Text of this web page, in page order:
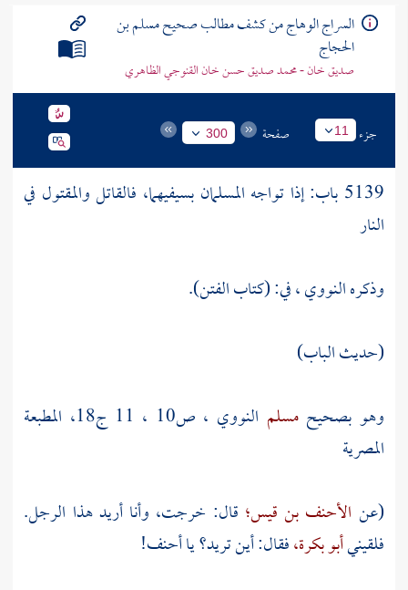
السراج الوهاج من كشف مطالب صحيح مسلم بن
الحجاج
صديق خان - محمد صديق حسن خان القنوجي الظاهري
جزء 11 صفحة 300
5139 باب: إذا تواجه المسلمان بسيفيهما، فالقاتل والمقتول في
النار
وذكرهالنووي، في: (كتاب الفتن).
(حديث الباب)
وهو بصحيحمسلم النووي
، ص10 ، 11 ج18، المطبعة
المصرية
(عن الأحنف بن قيس؛ قال: خرجت، وأنا أريد هذا الرجل.
فلقينيأبو بكرة،فقال: أين تريد؟ ياأحنف!